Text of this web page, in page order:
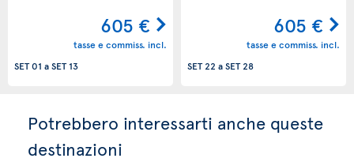
605 €
tasse e commiss. incl.
SET 01 aSET 13
605 €
tasse e commiss. incl.
SET 22 aSET 28
Potrebbero interessarti anche queste
destinazioni